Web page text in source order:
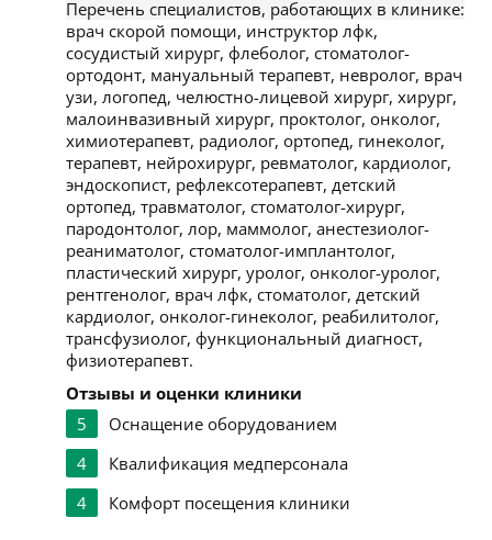
Перечень специалистов, работающих в клинике:
врач скорой помощи, инструктор лфк,
сосудистый хирург, флеболог, стоматолог-
ортодонт, мануальный терапевт, невролог, врач
узи, логопед, челюстно-лицевой хирург, хирург,
малоинвазивный хирург, проктолог, онколог,
химиотерапевт, радиолог, ортопед, гинеколог,
терапевт, нейрохирург, ревматолог, кардиолог,
эндоскопист, рефлексотерапевт, детский
ортопед, травматолог, стоматолог-хирург,
пародонтолог, лор, маммолог, анестезиолог-
реаниматолог, стоматолог-имплантолог,
пластический хирург, уролог, онколог-уролог,
рентгенолог, врач лфк, стоматолог, детский
кардиолог, онколог-гинеколог, реабилитолог,
трансфузиолог, функциональный диагност,
физиотерапевт.
Отзывы и оценки клиники
5
Оснащение оборудованием
4
Квалификация медперсонала
4
Комфорт посещения клиники